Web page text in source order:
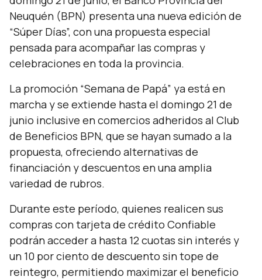
Neuquén (BPN) presenta una nueva edición de
“Súper Días”, con una propuesta especial
pensada para acompañar las compras y
celebraciones en toda la provincia.
La promoción “Semana de Papá” ya está en
marcha y se extiende hasta el domingo 21 de
junio inclusive en comercios adheridos al Club
de Beneficios BPN, que se hayan sumado a la
propuesta, ofreciendo alternativas de
financiación y descuentos en una amplia
variedad de rubros.
Durante este período, quienes realicen sus
compras con tarjeta de crédito Confiable
podrán acceder a hasta 12 cuotas sin interés y
un 10 por ciento de descuento sin tope de
reintegro, permitiendo maximizar el beneficio